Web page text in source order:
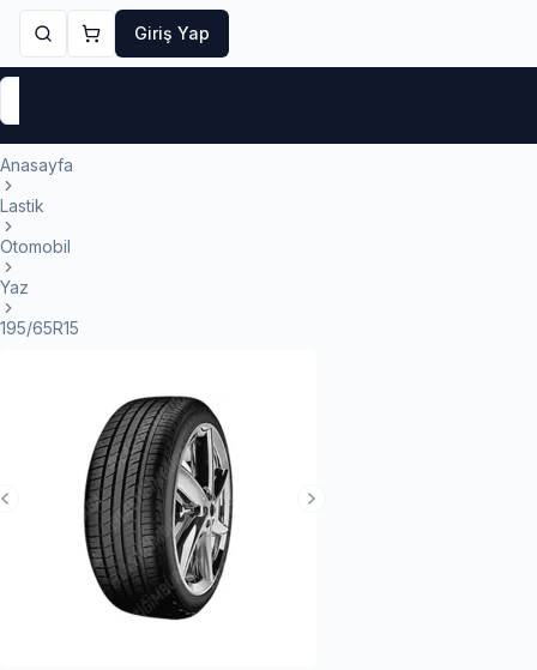
Giriş Yap
Anasayfa
Lastik
Otomobil
Yaz
195/65R15
Next Slide
Previous Slide